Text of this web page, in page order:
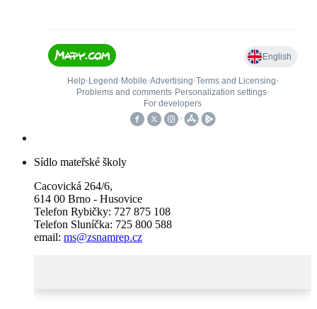
Sídlo mateřské školy
Cacovická 264/6,
614 00 Brno - Husovice
Telefon Rybičky: 727 875 108
Telefon Sluníčka: 725 800 588
email: ms@zsnamrep.cz